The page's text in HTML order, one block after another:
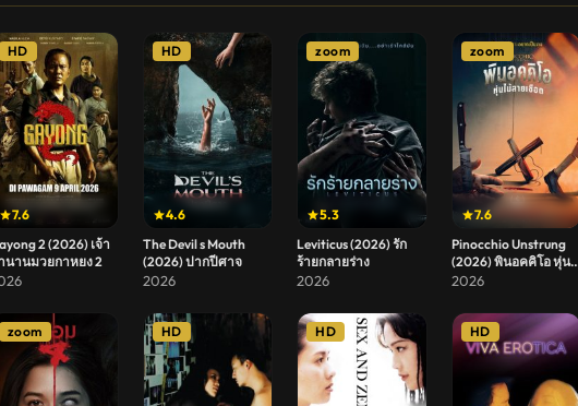
7.6
HD
2 (2026) เจ้า
นานมวยกาหยง 2
4.6
HD
The Devil s Mouth
(2026) ปากปีศาจ
2026
5.3
zoom
Leviticus (2026) รัก
ร้ายกลายร่าง
2026
7.6
zoom
Pinocchio Unstrung
(2026) พินอคคิโอ หุ่น
ไม้สายเชือด
2026
zoom HD HD HD